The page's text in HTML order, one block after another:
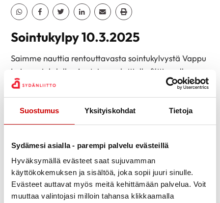
Suostumus Yksityiskohdat Tietoja
Sydämesi asialla - parempi palvelu evästeillä
Hyväksymällä evästeet saat sujuvamman
käyttökokemuksen ja sisältöä, joka sopii juuri sinulle.
Evästeet auttavat myös meitä kehittämään palvelua. Voit
muuttaa valintojasi milloin tahansa klikkaamalla
Jaa Whatsapp
Jaa Facebook
Jaa TwitterJaa Linkedin
Jaa EmailJaa Print
Sointukylpy 10.3.2025
Saimme nauttia rentouttavasta sointukylvystä Vappu
Laineen johdolla. Asetuimme lattialle filttien alle
makaamaan puolikaaren muotoon ja annoimme
sointujen viedä mennessään. Äänivärähtelyt soljuivat
ilmoille lempeästi ja nautimme jokaisesta hetkestä.
syvärentoutusmenetelmä, jossa äänimaljojen,
gongien ja symbaalien äänillä ja värähtelyllä luodaan
kokonaisvaltaisesti rentouttava äänitila.